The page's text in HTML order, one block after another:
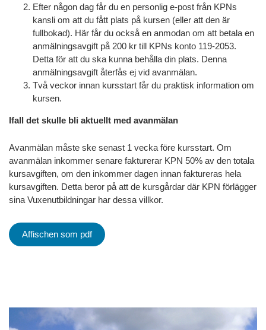
Efter någon dag får du en personlig e-post från KPNs
kansli om att du fått plats på kursen (eller att den är
fullbokad). Här får du också en anmodan om att betala en
anmälningsavgift på 200 kr till KPNs konto 119-2053.
Detta för att du ska kunna behålla din plats. Denna
anmälningsavgift återfås ej vid avanmälan.
Två veckor innan kursstart får du praktisk information om
kursen.
Ifall det skulle bli aktuellt med avanmälan
Avanmälan måste ske senast 1 vecka före kursstart. Om
avanmälan inkommer senare fakturerar KPN 50% av den totala
kursavgiften, om den inkommer dagen innan faktureras hela
kursavgiften. Detta beror på att de kursgårdar där KPN förlägger
sina Vuxenutbildningar har dessa villkor.
Affischen som pdf